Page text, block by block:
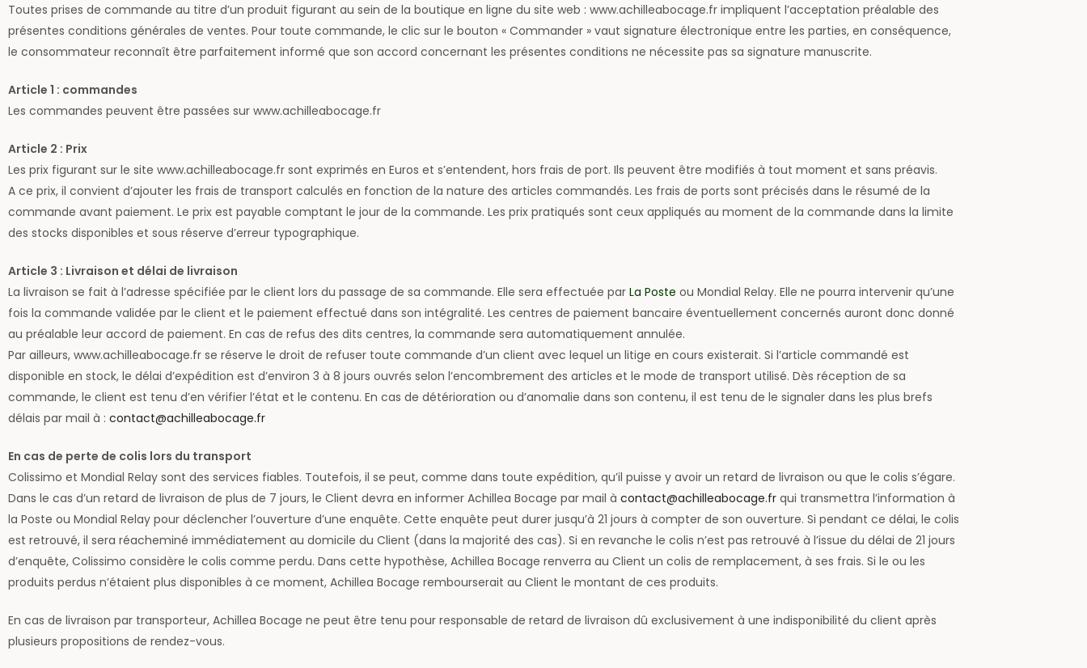
Toutes prises de commande au titre d’un produit figurant au sein de la boutique en ligne du site web : www.achilleabocage.fr impliquent l’acceptation préalable des
présentes conditions générales de ventes. Pour toute commande, le clic sur le bouton « Commander » vaut signature électronique entre les parties, en conséquence,
le consommateur reconnaît être parfaitement informé que son accord concernant les présentes conditions ne nécessite pas sa signature manuscrite.
Article 1 : commandes
Les commandes peuvent être passées sur www.achilleabocage.fr
Article 2 : Prix
Les prix figurant sur le site www.achilleabocage.fr sont exprimés en Euros et s’entendent, hors frais de port. Ils peuvent être modifiés à tout moment et sans préavis.
A ce prix, il convient d’ajouter les frais de transport calculés en fonction de la nature des articles commandés. Les frais de ports sont précisés dans le résumé de la
commande avant paiement. Le prix est payable comptant le jour de la commande. Les prix pratiqués sont ceux appliqués au moment de la commande dans la limite
des stocks disponibles et sous réserve d’erreur typographique.
Article 3 : Livraison et délai de livraison
La livraison se fait à l’adresse spécifiée par le client lors du passage de sa commande. Elle sera effectuée par La Poste ou Mondial Relay. Elle ne pourra intervenir qu’une
fois la commande validée par le client et le paiement effectué dans son intégralité. Les centres de paiement bancaire éventuellement concernés auront donc donné
au préalable leur accord de paiement. En cas de refus des dits centres, la commande sera automatiquement annulée.
Par ailleurs, www.achilleabocage.fr se réserve le droit de refuser toute commande d’un client avec lequel un litige en cours existerait. Si l’article commandé est
disponible en stock, le délai d’expédition est d’environ 3 à 8 jours ouvrés selon l’encombrement des articles et le mode de transport utilisé. Dès réception de sa
commande, le client est tenu d’en vérifier l’état et le contenu. En cas de détérioration ou d’anomalie dans son contenu, il est tenu de le signaler dans les plus brefs
délais par mail à : contact@achilleabocage.fr
En cas de perte de colis lors du transport
Colissimo et Mondial Relay sont des services fiables. Toutefois, il se peut, comme dans toute expédition, qu’il puisse y avoir un retard de livraison ou que le colis s’égare.
Dans le cas d’un retard de livraison de plus de 7 jours, le Client devra en informer Achillea Bocage par mail à contact@achilleabocage.fr qui transmettra l’information à
la Poste ou Mondial Relay pour déclencher l’ouverture d’une enquête. Cette enquête peut durer jusqu’à 21 jours à compter de son ouverture. Si pendant ce délai, le colis
est retrouvé, il sera réacheminé immédiatement au domicile du Client (dans la majorité des cas). Si en revanche le colis n’est pas retrouvé à l’issue du délai de 21 jours
d’enquête, Colissimo considère le colis comme perdu. Dans cette hypothèse, Achillea Bocage renverra au Client un colis de remplacement, à ses frais. Si le ou les
produits perdus n’étaient plus disponibles à ce moment, Achillea Bocage rembourserait au Client le montant de ces produits.
En cas de livraison par transporteur, Achillea Bocage ne peut être tenu pour responsable de retard de livraison dû exclusivement à une indisponibilité du client après
plusieurs propositions de rendez-vous.